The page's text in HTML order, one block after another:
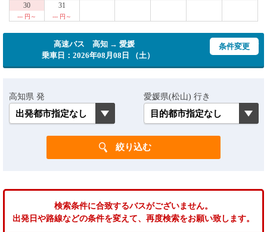
30
--- 円～
31
--- 円～
高速バス 高知 → 愛媛
乗車日：2026年08月08日 （土）
条件変更
高知県 発 愛媛県(松山) 行き
検索条件に合致するバスがございません。
出発日や路線などの条件を変えて、再度検索をお願い致します。